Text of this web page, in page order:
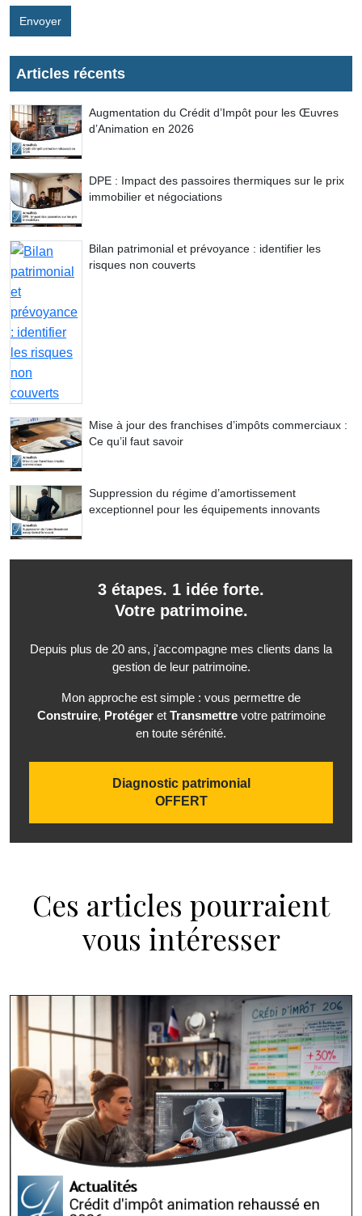
Envoyer
Articles récents
Augmentation du Crédit d’Impôt pour les Œuvres
d’Animation en 2026
DPE : Impact des passoires thermiques sur le prix
immobilier et négociations
Bilan patrimonial et prévoyance : identifier les
risques non couverts
Mise à jour des franchises d’impôts commerciaux :
Ce qu’il faut savoir
Suppression du régime d’amortissement
exceptionnel pour les équipements innovants
3 étapes. 1 idée forte.
Votre patrimoine.
Depuis plus de 20 ans, j'accompagne mes clients dans la
gestion de leur patrimoine.
Mon approche est simple : vous permettre de
Construire, Protégeret Transmettrevotre patrimoine
en toute sérénité.
Diagnostic patrimonial
OFFERT
Ces articles pourraient
vous intéresser